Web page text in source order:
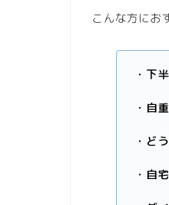
こんな方にお
・下
・自
・ど
・自